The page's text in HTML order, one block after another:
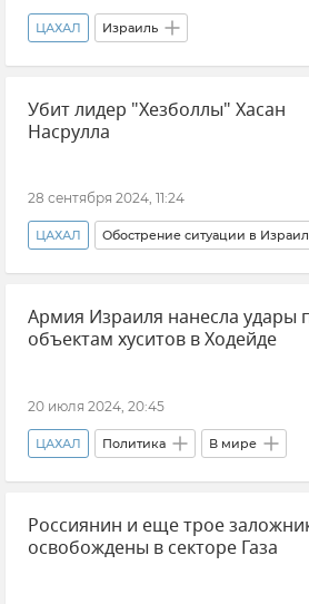
ЦАХАЛ Израиль
Обострение ситуации в Израиле В
Новости Ливан Политика
Убит лидер "Хезболлы" Хасан
Насрулла
28 сентября 2024, 11:24
ЦАХАЛ Обострение ситуации в
Израиль В мире Новости
Армия Израиля нанесла удары
объектам хуситов в Ходейде
20 июля 2024, 20:45
ЦАХАЛ Политика В мире
Сообщество итальянцев Крыма
Йемен Израиль
Россиянин и еще трое
освобождены в секторе Газа